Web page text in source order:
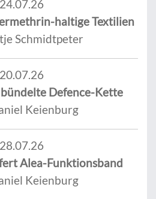
24.07.26
haltige Textilien
Schmidtpeter
20.07.26
Defence-Kette
Keienburg
28.07.26
Alea-Funktionsband
Keienburg